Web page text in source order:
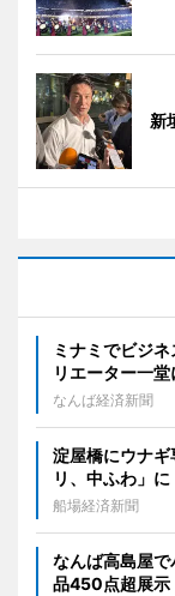
新
ミナミでビジ
リエーター一堂
なんば経済新聞
淀屋橋にウナ
リ、中ふわ」に
船場経済新聞
なんば高島屋
品450点超展示